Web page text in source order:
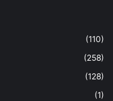
(110)
(258)
(128)
(1)